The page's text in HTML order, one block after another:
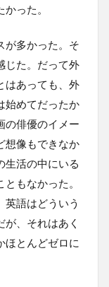
った。
が多かった。そ
じた。だって外
はあっても、外
始めてだったか
の俳優のイメー
想像もできなか
生活の中にいる
もなかった。
英語はどういう
、それはあく
ほとんどゼロに